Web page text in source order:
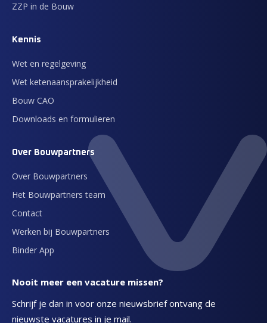
ZZP in de Bouw
Kennis
Wet en regelgeving
Wet ketenaansprakelijkheid
Bouw CAO
Downloads en formulieren
Over Bouwpartners
Over Bouwpartners
Het Bouwpartners team
Contact
Werken bij Bouwpartners
Binder App
Nooit meer een vacature missen?
Schrijf je dan in voor onze nieuwsbrief ontvang de
nieuwste vacatures in je mail.